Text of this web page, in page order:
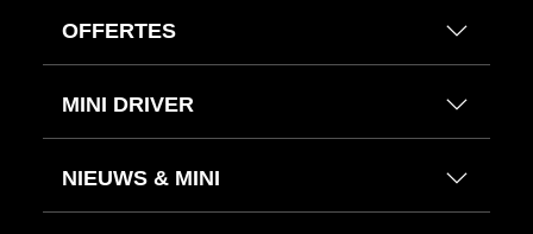
OFFERTES
MINI DRIVER
NIEUWS & MINI